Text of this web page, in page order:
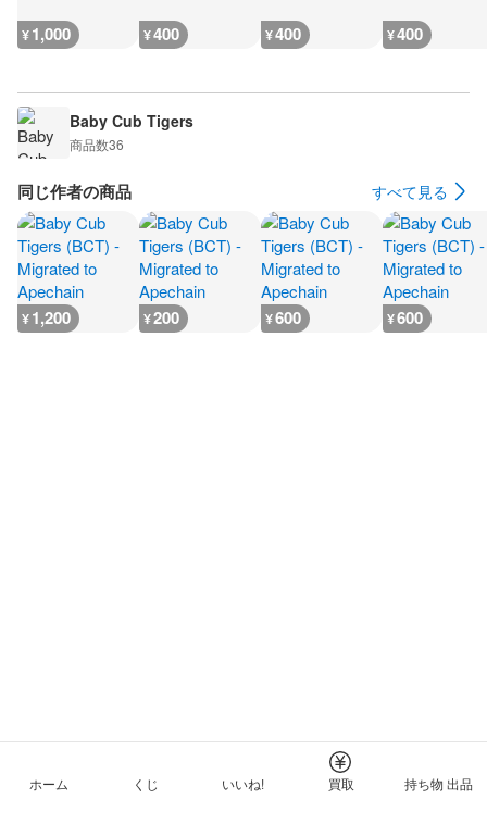
¥1,000 ¥400 ¥400 ¥400
Baby Cub Tigers
商品数36
同じ作者の商品 すべて見る
¥1,200 ¥200 ¥600 ¥600
ホーム くじ いいね! 買取 持ち物 出品